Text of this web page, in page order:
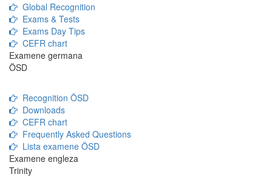
Global Recognition
Exams & Tests
Exams Day Tips
CEFR chart
Examene germana
ÖSD
Recognition ÖSD
Downloads
CEFR chart
Frequently Asked Questions
Lista examene ÖSD
Examene engleza
Trinity